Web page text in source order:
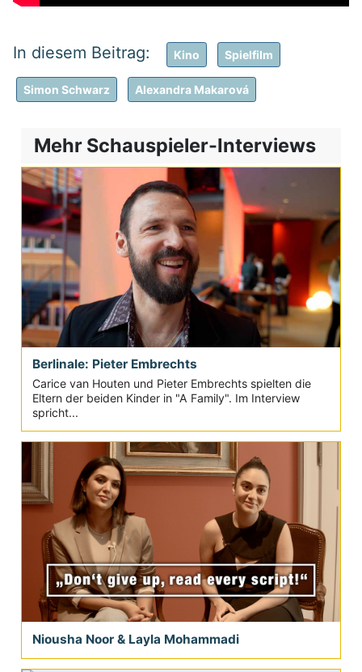
Kino Spielfilm
Simon Schwarz Alexandra Makarová
Mehr Schauspieler-Interviews
Berlinale: Pieter Embrechts
Carice van Houten und Pieter Embrechts spielten die
Eltern der beiden Kinder in "A Family". Im Interview
spricht...
Niousha Noor & Layla Mohammadi